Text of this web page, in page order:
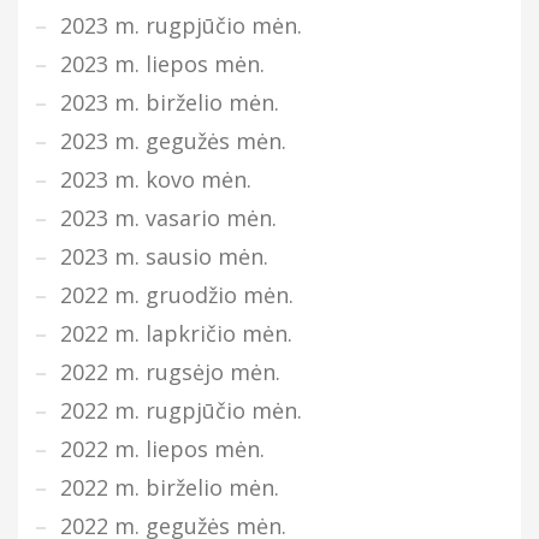
2023 m. rugpjūčio mėn.
2023 m. liepos mėn.
2023 m. birželio mėn.
2023 m. gegužės mėn.
2023 m. kovo mėn.
2023 m. vasario mėn.
2023 m. sausio mėn.
2022 m. gruodžio mėn.
2022 m. lapkričio mėn.
2022 m. rugsėjo mėn.
2022 m. rugpjūčio mėn.
2022 m. liepos mėn.
2022 m. birželio mėn.
2022 m. gegužės mėn.